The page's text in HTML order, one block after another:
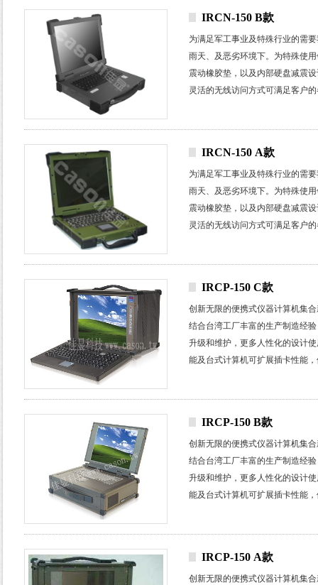
IRCN-150 B款
为满足军工事业及特殊行业的需
雨天、及恶劣环境下。为特殊使
震动橡胶垫，以及内部硬盘减震
灵活的无线访问方式可满足客户
IRCN-150 A款
为满足军工事业及特殊行业的需
雨天、及恶劣环境下。为特殊使
震动橡胶垫，以及内部硬盘减震
灵活的无线访问方式可满足客户
IRCP-150 C款
创新无限的便携式仪器计算机集
结合台湾工厂丰富的生产制造经
升级和维护，更多人性化的设计
能及台式计算机可扩展插卡性能
IRCP-150 B款
创新无限的便携式仪器计算机集
结合台湾工厂丰富的生产制造经
升级和维护，更多人性化的设计
能及台式计算机可扩展插卡性能
IRCP-150 A款
创新无限的便携式仪器计算机集